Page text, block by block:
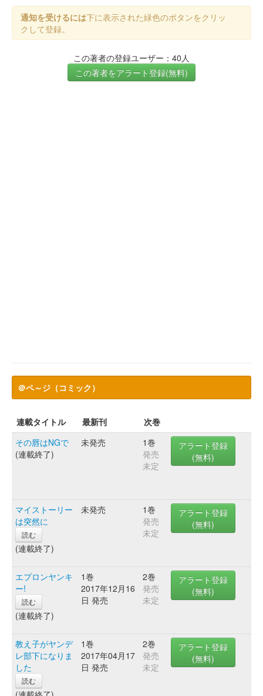
通知を受けるには下に表示された緑色のボタンをクリッ
クして登録。
この著者の登録ユーザー：40人
この著者をアラート登録(無料)
＠ペ～ジ（コミック）
連載タイトル 最新刊
次巻
その唇はNGで
(連載終了)
未発売
1巻
発売
未定
アラート登録
(無料)
マイストーリー
は突然に
読む
(連載終了)
未発売
1巻
発売
未定
アラート登録
(無料)
エプロンヤンキ
ー!
読む
(連載終了)
1巻
2017年12月16
日 発売
2巻
発売
未定
アラート登録
(無料)
教え子がヤンデ
レ部下になりま
した
読む
1巻
2017年04月17
日 発売
2巻
発売
未定
アラート登録
(無料)